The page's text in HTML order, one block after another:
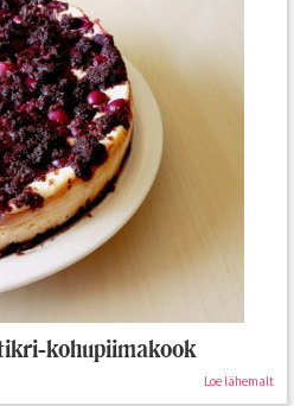
kohupiimakook
Loe lähemalt